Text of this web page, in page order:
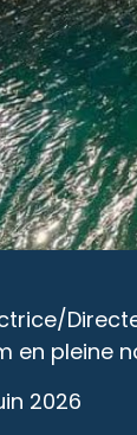
en pleine
2026